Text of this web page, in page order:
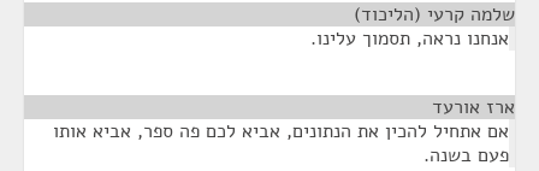
שלמה קרעי (הליכוד)
אנחנו נראה, תסמוך עלינו.
ארז אורעד
אם אתחיל להכין את הנתונים, אביא לכם פה ספר, אביא אותו
פעם בשנה.